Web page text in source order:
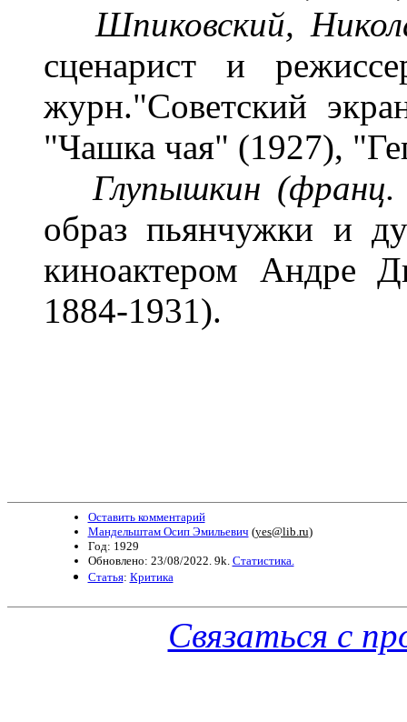
Шпиковский,
сценарист и
журн."Советский
"Чашка чая" (1927),
Глупышкин
образ пьянчужки и
киноактером Андре
1884-1931).
Оставить комментарий
Мандельштам Осип Эмильевич (yes@lib.ru)
Год: 1929
Обновлено: 23/08/2022. 9k. Статистика.
Статья: Критика
Связаться с